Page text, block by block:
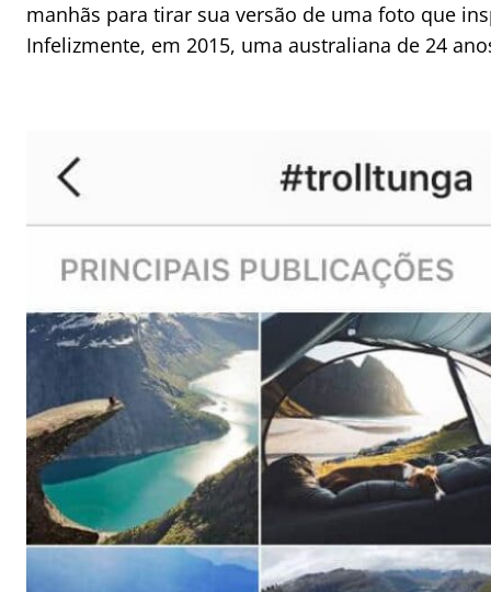
manhãs para tirar sua versão de uma foto que
Infelizmente, em 2015, uma australiana de 24